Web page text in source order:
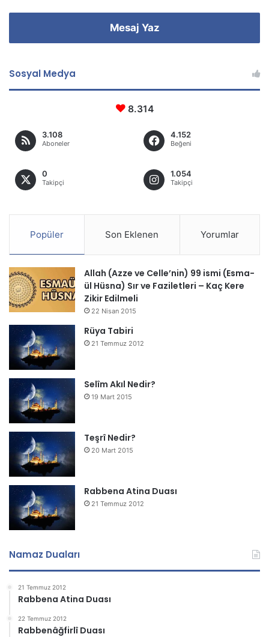
Mesaj Yaz
Sosyal Medya
8.314
3.108
Aboneler
4.152
Beğeni
0
Takipçi
1.054
Takipçi
Popüler Son Eklenen Yorumlar
Allah (Azze ve Celle’nin) 99 ismi (Esma-
ül Hüsna) Sır ve Faziletleri – Kaç Kere
Zikir Edilmeli
22 Nisan 2015
Rüya Tabiri
21 Temmuz 2012
Selîm Akıl Nedir?
19 Mart 2015
Teşrî Nedir?
20 Mart 2015
Rabbena Atina Duası
21 Temmuz 2012
Namaz Duaları
21 Temmuz 2012
Rabbena Atina Duası
22 Temmuz 2012
Rabbenâğfirlî Duası